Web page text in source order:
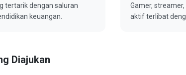
tertarik dengan saluran
keuangan.
Gamer,
aktif terlibat
Diajukan